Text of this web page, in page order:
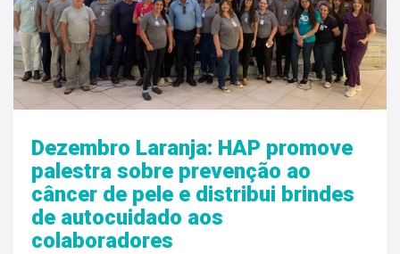
Dezembro Laranja: HAP promove
palestra sobre prevenção ao
câncer de pele e distribui brindes
de autocuidado aos
colaboradore